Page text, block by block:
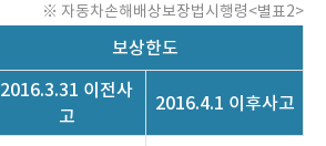
※ 자동차손해배상보장법시행령<별표2>
보상한도
2016.3.31 이전사
고
2016.4.1 이후사고